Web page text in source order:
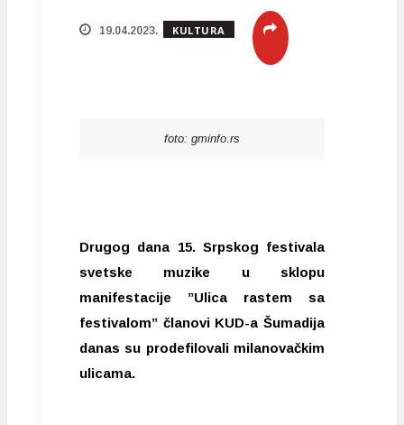
19.04.2023. KULTURA
foto: gminfo.rs
Drugog dana 15. Srpskog festivala
svetske muzike u sklopu
manifestacije ”Ulica rastem sa
festivalom” članovi KUD-a Šumadija
danas su prodefilovali milanovačkim
ulicama.